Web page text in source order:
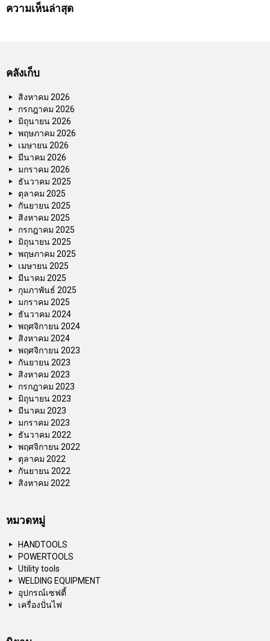
ความเห็นล่าสุด
คลังเก็บ
สิงหาคม 2026
กรกฎาคม 2026
มิถุนายน 2026
พฤษภาคม 2026
เมษายน 2026
มีนาคม 2026
มกราคม 2026
ธันวาคม 2025
ตุลาคม 2025
กันยายน 2025
สิงหาคม 2025
กรกฎาคม 2025
มิถุนายน 2025
พฤษภาคม 2025
เมษายน 2025
มีนาคม 2025
กุมภาพันธ์ 2025
มกราคม 2025
ธันวาคม 2024
พฤศจิกายน 2024
สิงหาคม 2024
พฤศจิกายน 2023
กันยายน 2023
สิงหาคม 2023
กรกฎาคม 2023
มิถุนายน 2023
มีนาคม 2023
มกราคม 2023
ธันวาคม 2022
พฤศจิกายน 2022
ตุลาคม 2022
กันยายน 2022
สิงหาคม 2022
หมวดหมู่
HANDTOOLS
POWERTOOLS
Utility tools
WELDING EQUIPMENT
อุปกรณ์เซฟตี้
เครื่องปั่นไฟ